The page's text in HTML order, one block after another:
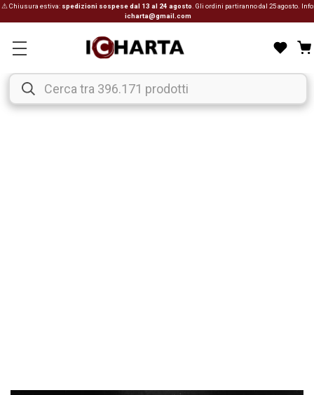
⚠ Chiusura estiva: spedizioni sospese dal 13 al 24 agosto . Gli ordini partiranno dal 25 agosto. Info:
icharta@gmail.com